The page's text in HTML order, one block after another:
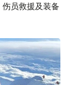
员救援及装备